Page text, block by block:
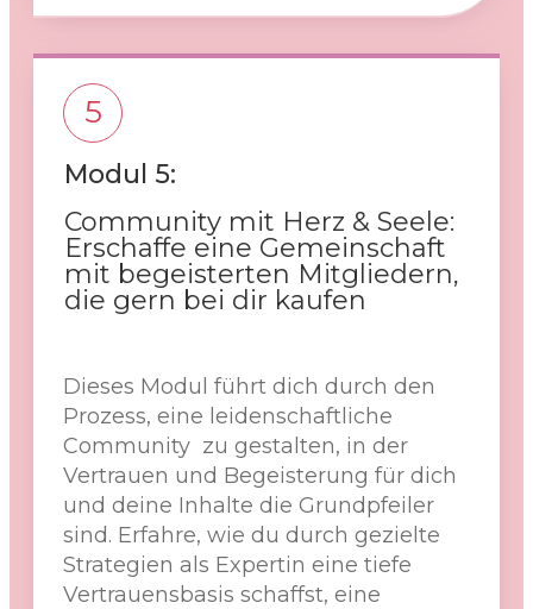
5
Modul 5:
Community mit Herz & Seele:
Erschaffe eine Gemeinschaft
mit begeisterten Mitgliedern,
die gern bei dir kaufen
Dieses Modul führt dich durch den
Prozess, eine leidenschaftliche
Community zu gestalten, in der
Vertrauen und Begeisterung für dich
und deine Inhalte die Grundpfeiler
sind. Erfahre, wie du durch gezielte
Strategien als Expertin eine tiefe
Vertrauensbasis schaffst, eine